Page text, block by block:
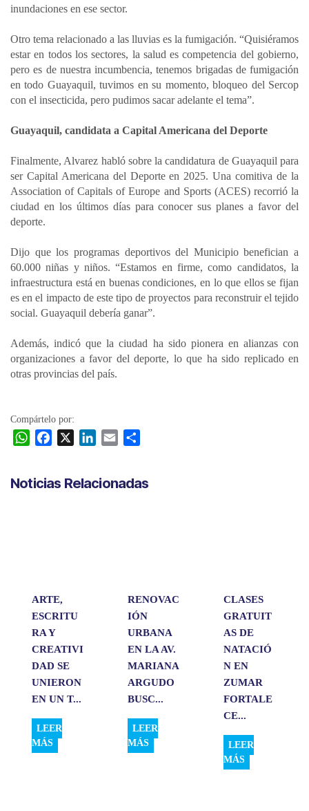
inundaciones en ese sector.
Otro tema relacionado a las lluvias es la fumigación. “Quisiéramos
estar en todos los sectores, la salud es competencia del gobierno,
pero es de nuestra incumbencia, tenemos brigadas de fumigación
en todo Guayaquil, tuvimos en su momento, bloqueo del Sercop
con el insecticida, pero pudimos sacar adelante el tema”.
Guayaquil, candidata a Capital Americana del Deporte
Finalmente, Alvarez habló sobre la candidatura de Guayaquil para
ser Capital Americana del Deporte en 2025. Una comitiva de la
Association of Capitals of Europe and Sports (ACES) recorrió la
ciudad en los últimos días para conocer sus planes a favor del
deporte.
Dijo que los programas deportivos del Municipio benefician a
60.000 niñas y niños. “Estamos en firme, como candidatos, la
infraestructura está en buenas condiciones, en lo que ellos se fijan
es en el impacto de este tipo de proyectos para reconstruir el tejido
social. Guayaquil debería ganar”.
Además, indicó que la ciudad ha sido pionera en alianzas con
organizaciones a favor del deporte, lo que ha sido replicado en
otras provincias del país.
Compártelo por:
W
t
e
k
i
p
Noticias Relacionadas
ARTE,
ESCRITU
RA Y
CREATIVI
DAD SE
UNIERON
EN UN T...
LEER
MÁS
RENOVAC
IÓN
URBANA
EN LA AV.
MARIANA
ARGUDO
BUSC...
LEER
MÁS
CLASES
GRATUIT
AS DE
NATACIÓ
N EN
ZUMAR
FORTALE
CE...
LEER
MÁS